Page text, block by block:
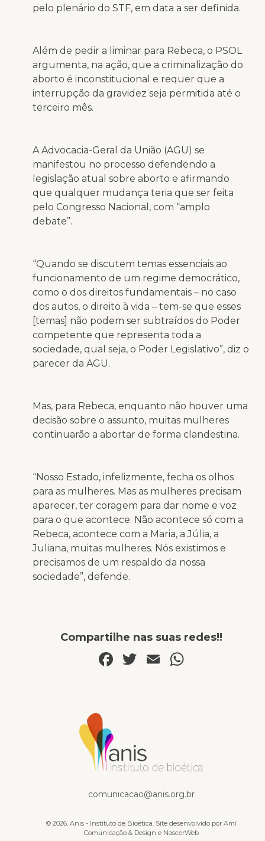
pelo plenário do STF, em data a ser definida.
Além de pedir a liminar para Rebeca, o PSOL
argumenta, na ação, que a criminalização do
aborto é inconstitucional e requer que a
interrupção da gravidez seja permitida até o
terceiro mês.
A Advocacia-Geral da União (AGU) se
manifestou no processo defendendo a
legislação atual sobre aborto e afirmando
que qualquer mudança teria que ser feita
pelo Congresso Nacional, com “amplo
debate”.
“Quando se discutem temas essenciais ao
funcionamento de um regime democrático,
como o dos direitos fundamentais – no caso
dos autos, o direito à vida – tem-se que esses
[temas] não podem ser subtraídos do Poder
competente que representa toda a
sociedade, qual seja, o Poder Legislativo”, diz o
parecer da AGU.
Mas, para Rebeca, enquanto não houver uma
decisão sobre o assunto, muitas mulheres
continuarão a abortar de forma clandestina.
“Nosso Estado, infelizmente, fecha os olhos
para as mulheres. Mas as mulheres precisam
aparecer, ter coragem para dar nome e voz
para o que acontece. Não acontece só com a
Rebeca, acontece com a Maria, a Júlia, a
Juliana, muitas mulheres. Nós existimos e
precisamos de um respaldo da nossa
sociedade”, defende.
Compartilhe nas suas redes!!
Facebook
Twitter
Email
comunicacao@anis.org.br
© 2026. Anis - Instituto de Bioética. Site desenvolvido por Amí
Comunicação & Design e NascerWeb